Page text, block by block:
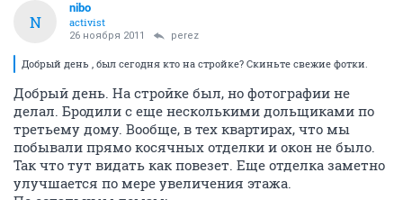
N
nibo
activist
26 ноября 2011 perez
Добрый день , был сегодня кто на стройке? Скиньте свежие фотки.
Добрый день. На стройке был, но фотографии не
делал. Бродили с еще несколькими дольщиками по
третьему дому. Вообще, в тех квартирах, что мы
побывали прямо косячных отделки и окон не было.
Так что тут видать как повезет. Еще отделка заметно
улучшается по мере увеличения этажа.